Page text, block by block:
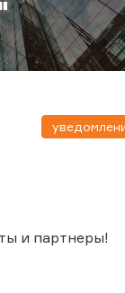
и партнеры!